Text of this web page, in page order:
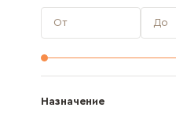
От До
Назначение